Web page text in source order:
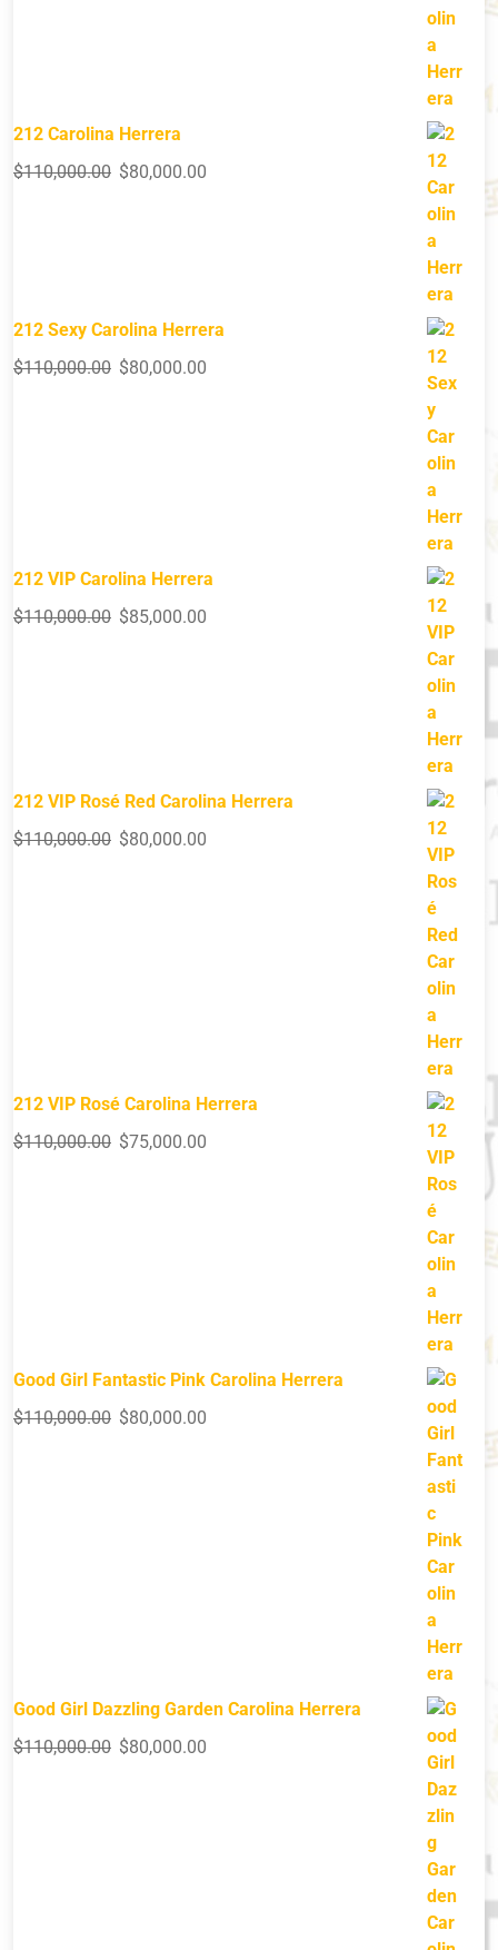
212 Carolina Herrera
$110,000.00 $80,000.00
212 Sexy Carolina Herrera
$110,000.00 $80,000.00
212 VIP Carolina Herrera
$110,000.00 $85,000.00
212 VIP Rosé Red Carolina Herrera
$110,000.00 $80,000.00
212 VIP Rosé Carolina Herrera
$110,000.00 $75,000.00
Good Girl Fantastic Pink Carolina Herrera
$110,000.00 $80,000.00
Good Girl Dazzling Garden Carolina Herrera
$110,000.00 $80,000.00